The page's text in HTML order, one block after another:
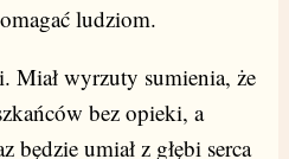
ludziom.
Miał wyrzuty sumienia, że
bez opieki, a
będzie umiał z głębi serca